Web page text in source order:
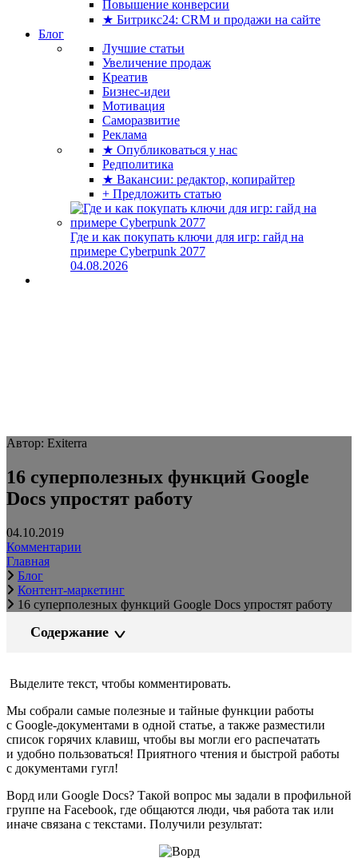
Повышение конверсии
★ Битрикс24: CRM и продажи на сайте
Блог
Лучшие статьи
Увеличение продаж
Креатив
Бизнес-идеи
Мотивация
Саморазвитие
Реклама
★ Опубликоваться у нас
Редполитика
★ Вакансии: редактор, копирайтер
+ Предложить статью
Где и как покупать ключи для игр: гайд на
примере Cyberpunk 2077
04.08.2026
Автор: Exiterra
16 суперполезных функций Google
Docs упростят работу
04.10.2019
Комментарии
Главная
Блог
Контент-маркетинг
16 суперполезных функций Google Docs упростят работу
Содержание
Выделите текст, чтобы комментировать.
Мы собрали самые полезные и тайные функции работы
с Google-документами в одной статье, а также разместили
список горячих клавиш, чтобы вы могли его распечатать
и удобно пользоваться! Приятного чтения и быстрой работы
с документами гугл!
Ворд или Google Docs? Такой вопрос мы задали в профильной
группе на Facebook, где общаются люди, чья работа так или
иначе связана с текстами. Получили результат: